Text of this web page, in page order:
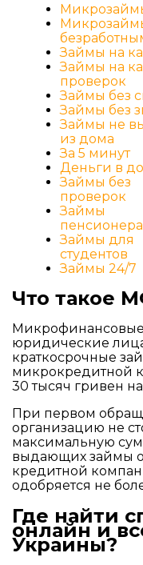
Займы на
Займы на
проверок
Займы без
Займы без
Займы не
из дома
За 5 минут
Деньги в
Займы без
проверок
Займы
Займы для
студентов
Займы 24/7
Что такое
юридические
краткосрочные
микрокредитной
30 тысяч гривен
При первом
организацию не
максимальную
выдающих займы
кредитной
одобряется не
Где найти
онлайн и
Украины?